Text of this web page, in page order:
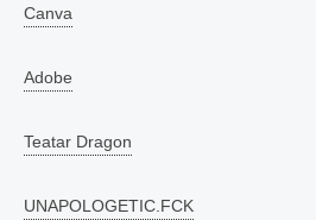
Canva
Adobe
Teatar Dragon
UNAPOLOGETIC.FCK